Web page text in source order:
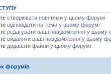
створювати нові теми у цьому форумі
відповідати на теми у цьому форумі
редагувати ваші повідомлення у цьому
видаляти ваші повідомлення у цьому
додавати файли у цьому форумі
форумів